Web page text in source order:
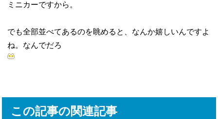
ミニカーですから。
でも全部並べてあるのを眺めると、なんか嬉しいんですよ
ね。なんでだろ
この記事の関連記事